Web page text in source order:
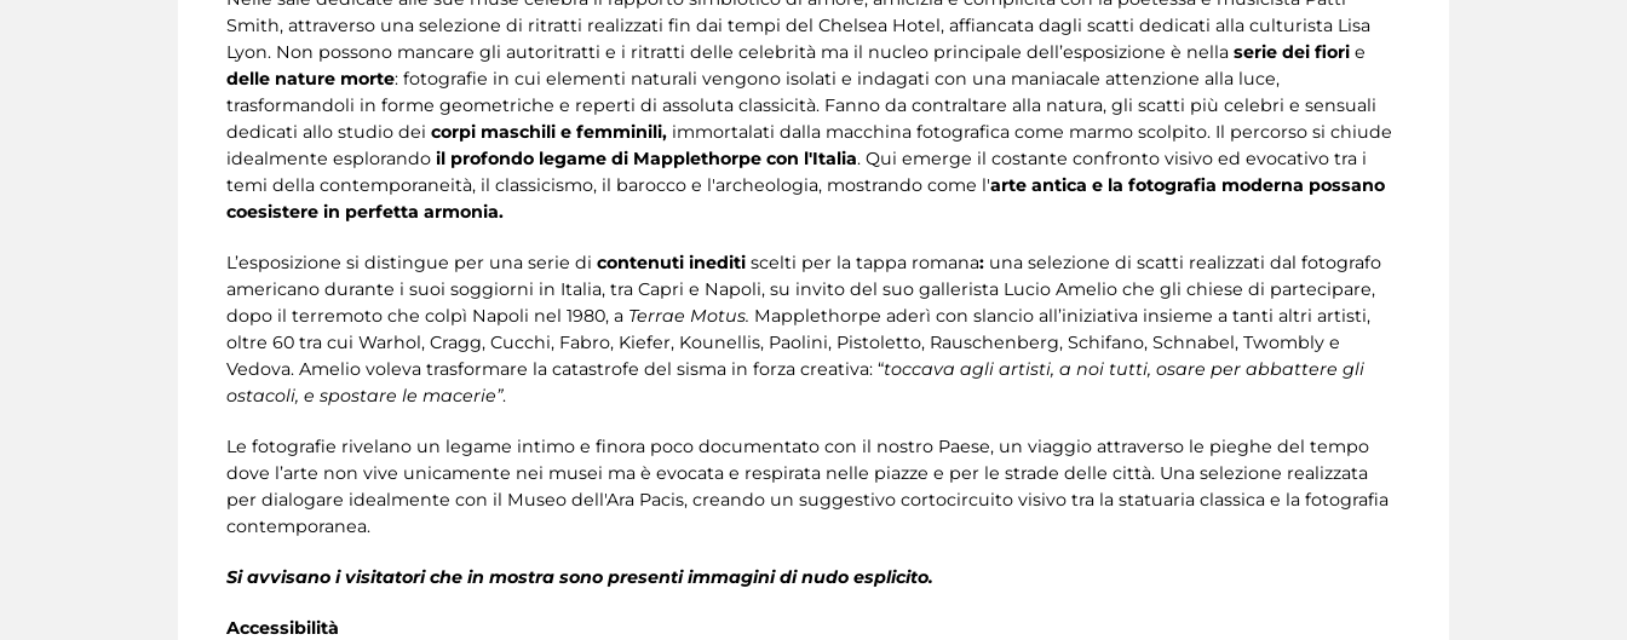
Smith, attraverso una selezione di ritratti realizzati fin dai tempi del Chelsea Hotel, affiancata dagli scatti dedicati alla culturista Lisa
Lyon. Non possono mancare gli autoritratti e i ritratti delle celebrità ma il nucleo principale dell’esposizione è nella serie dei fiori e
delle nature morte: fotografie in cui elementi naturali vengono isolati e indagati con una maniacale attenzione alla luce,
trasformandoli in forme geometriche e reperti di assoluta classicità. Fanno da contraltare alla natura, gli scatti più celebri e sensuali
dedicati allo studio dei corpi maschili e femminili, immortalati dalla macchina fotografica come marmo scolpito. Il percorso si chiude
idealmente esplorando il profondo legame di Mapplethorpe con l'Italia. Qui emerge il costante confronto visivo ed evocativo tra i
temi della contemporaneità, il classicismo, il barocco e l'archeologia, mostrando come l'arte antica e la fotografia moderna possano
coesistere in perfetta armonia.
L’esposizione si distingue per una serie di contenuti inediti scelti per la tappa romana: una selezione di scatti realizzati dal fotografo
americano durante i suoi soggiorni in Italia, tra Capri e Napoli, su invito del suo gallerista Lucio Amelio che gli chiese di partecipare,
dopo il terremoto che colpì Napoli nel 1980, a Terrae Motus. Mapplethorpe aderì con slancio all’iniziativa insieme a tanti altri artisti,
oltre 60 tra cui Warhol, Cragg, Cucchi, Fabro, Kiefer, Kounellis, Paolini, Pistoletto, Rauschenberg, Schifano, Schnabel, Twombly e
Vedova. Amelio voleva trasformare la catastrofe del sisma in forza creativa: “toccava agli artisti, a noi tutti, osare per abbattere gli
ostacoli, e spostare le macerie”.
Le fotografie rivelano un legame intimo e finora poco documentato con il nostro Paese, un viaggio attraverso le pieghe del tempo
dove l’arte non vive unicamente nei musei ma è evocata e respirata nelle piazze e per le strade delle città. Una selezione realizzata
per dialogare idealmente con il Museo dell'Ara Pacis, creando un suggestivo cortocircuito visivo tra la statuaria classica e la fotografia
contemporanea.
Si avvisano i visitatori che in mostra sono presenti immagini di nudo esplicito.
Accessibilità